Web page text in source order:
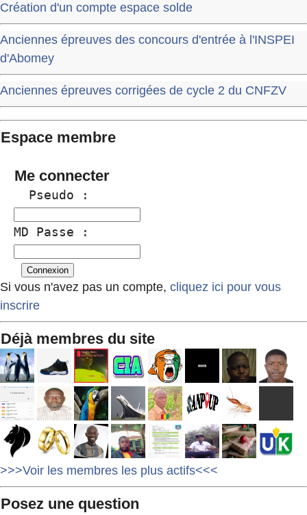
Création d'un compte espace solde
Anciennes épreuves des concours d'entrée à l'INSPEI
d'Abomey
Anciennes épreuves corrigées de cycle 2 du CNFZV
Espace membre
Me connecter
  Pseudo :
MD Passe :
Si vous n'avez pas un compte, cliquez ici pour vous
inscrire
Déjà membres du site
>>>Voir les membres les plus actifs<<<
Posez une question